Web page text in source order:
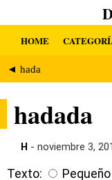
HOME
◄ hada
hadada
H - noviembre 3,
Texto: Pequeño